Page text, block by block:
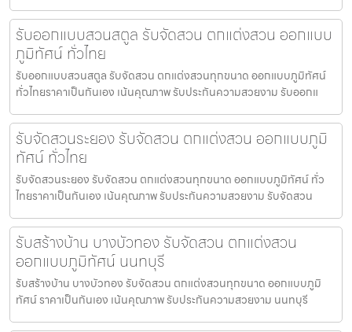
รับออกแบบสวนสตูล รับจัดสวน ตกแต่งสวน ออกแบบ
ภูมิทัศน์ ทั่วไทย
รับออกแบบสวนสตูล รับจัดสวน ตกแต่งสวนทุกขนาด ออกแบบภูมิทัศน์
ทั่วไทยราคาเป็นกันเอง เน้นคุณภาพ รับประกันความสวยงาม รับออกแ
รับจัดสวนระยอง รับจัดสวน ตกแต่งสวน ออกแบบภูมิ
ทัศน์ ทั่วไทย
รับจัดสวนระยอง รับจัดสวน ตกแต่งสวนทุกขนาด ออกแบบภูมิทัศน์ ทั่ว
ไทยราคาเป็นกันเอง เน้นคุณภาพ รับประกันความสวยงาม รับจัดสวน
รับสร้างบ้าน บางบัวทอง รับจัดสวน ตกแต่งสวน
ออกแบบภูมิทัศน์ นนทบุรี
รับสร้างบ้าน บางบัวทอง รับจัดสวน ตกแต่งสวนทุกขนาด ออกแบบภูมิ
ทัศน์ ราคาเป็นกันเอง เน้นคุณภาพ รับประกันความสวยงาม นนทบุรี